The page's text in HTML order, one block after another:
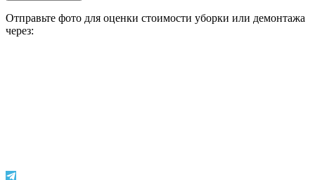
Отправьте фото для оценки стоимости уборки или демонтажа
через: